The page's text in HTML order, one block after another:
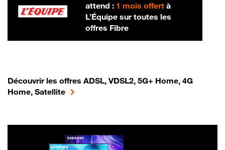
attend : 1 mois offertà
L’Équipe sur toutes les
offres Fibre
Découvrir les offres ADSL, VDSL2, 5G+ Home, 4G
Home, Satellite